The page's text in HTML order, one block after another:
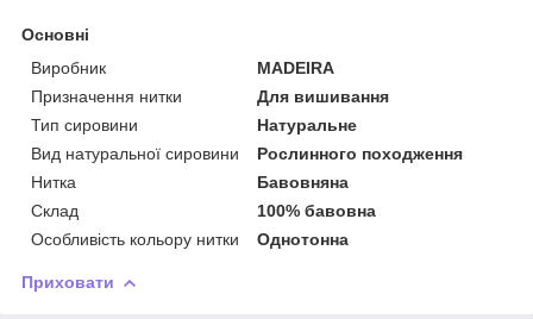
Основні
Виробник
MADEIRA
Призначення нитки
Для вишивання
Тип сировини
Натуральне
Вид натуральної сировини
Рослинного походження
Нитка
Бавовняна
Склад
100% бавовна
Особливість кольору нитки
Однотонна
Приховати